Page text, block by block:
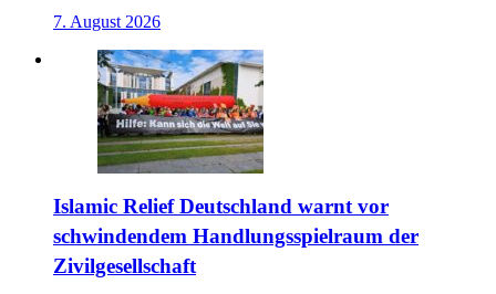
7. August 2026
Islamic Relief Deutschland warnt vor
schwindendem Handlungsspielraum der
Zivilgesellschaft